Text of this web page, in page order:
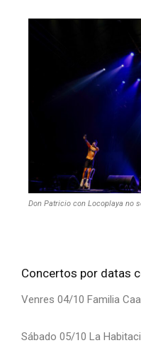
Don Patricio con Locoplaya no
Concertos por datas
Venres 04/10 Familia
Sábado 05/10 La